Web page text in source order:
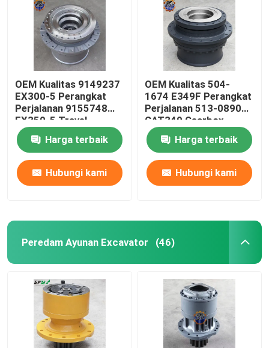
OEM Kualitas 9149237
EX300-5 Perangkat
Perjalanan 9155748
EX350-5 Travel
Gearbox
Harga terbaik
Hubungi kami
OEM Kualitas 504-
1674 E349F Perangkat
Perjalanan 513-0890
CAT349 Gearbox
Perjalanan
Harga terbaik
Hubungi kami
Peredam Ayunan Excavator (46)